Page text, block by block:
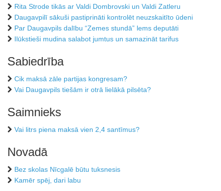
Rita Strode tikās ar Valdi Dombrovski un Valdi Zatleru
Daugavpilī sākuši pastiprināti kontrolēt neuzskaitīto ūdeni
Par Daugavpils dalību “Zemes stundā” lems deputāti
Ilūkstieši mudina salabot jumtus un samazināt tarifus
Sabiedrība
Cik maksā zāle partijas kongresam?
Vai Daugavpils tiešām ir otrā lielākā pilsēta?
Saimnieks
Vai litrs piena maksā vien 2,4 santīmus?
Novadā
Bez skolas Nīcgalē būtu tuksnesis
Kamēr spēj, dari labu